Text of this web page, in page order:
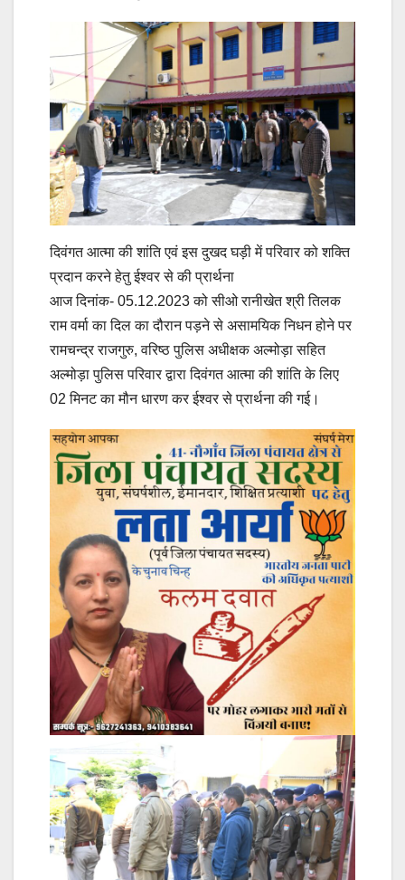
दिवंगत आत्मा की शांति एवं इस दुखद घड़ी में परिवार को शक्ति
प्रदान करने हेतु ईश्वर से की प्रार्थना
आज दिनांक- 05.12.2023 को सीओ रानीखेत श्री तिलक
राम वर्मा का दिल का दौरान पड़ने से असामयिक निधन होने पर
रामचन्द्र राजगुरु, वरिष्ठ पुलिस अधीक्षक अल्मोड़ा सहित
अल्मोड़ा पुलिस परिवार द्वारा दिवंगत आत्मा की शांति के लिए
02 मिनट का मौन धारण कर ईश्वर से प्रार्थना की गई।